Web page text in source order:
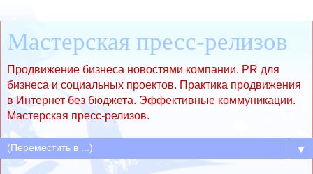
Мастерская пресс-релизов
Продвижение бизнеса новостями компании. PR для
бизнеса и социальных проектов. Практика продвижения
в Интернет без бюджета. Эффективные коммуникации.
Мастерская пресс-релизов.
▼